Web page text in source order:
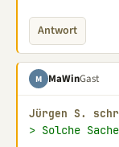
Antwort
M MaWinGast
Jürgen S.
> Solche